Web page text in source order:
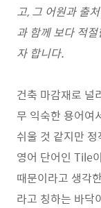
고, 그 어원과 출
과 함께 보다 적
자 합니다.
건축 마감재로 널
무 익숙한 용어여
쉬울 것 같지만
영어 단어인 Tile
때문이라고 생각
라고 칭하는 바닥